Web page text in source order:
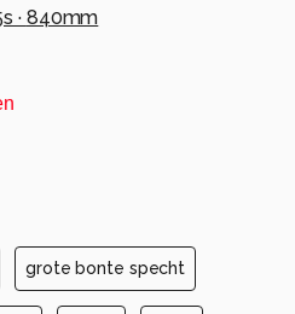
· 840mm
grote bonte specht